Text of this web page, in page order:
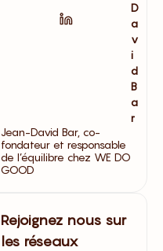
D
a
v
i
d
B
a
r
Jean-David Bar, co-
fondateur et responsable
de l’équilibre chez WE DO
GOOD
Rejoignez nous sur
les réseaux